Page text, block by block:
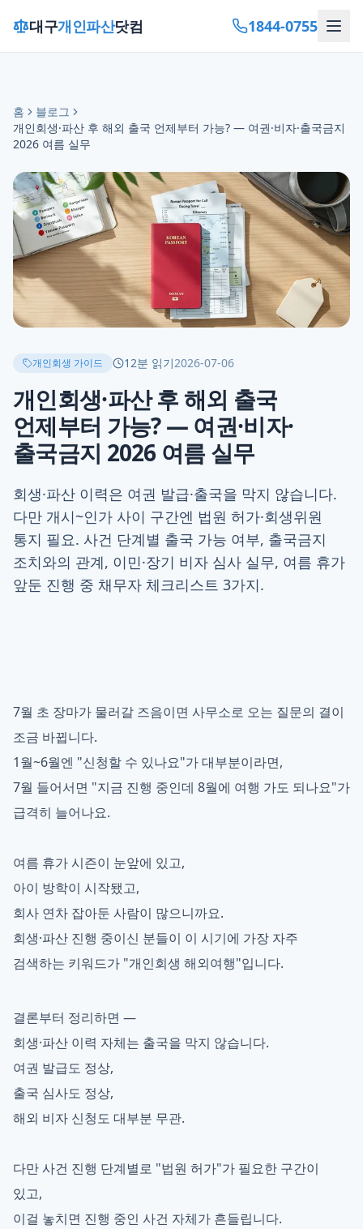
대구개인파산닷컴 1844-0755
홈
블로그
개인회생·파산 후 해외 출국 언제부터 가능? — 여권·비자·출국금지
2026 여름 실무
개인회생 가이드 12분 읽기2026-07-06
개인회생·파산 후 해외 출국
언제부터 가능? — 여권·비자·
출국금지 2026 여름 실무
회생·파산 이력은 여권 발급·출국을 막지 않습니다.
다만 개시~인가 사이 구간엔 법원 허가·회생위원
통지 필요. 사건 단계별 출국 가능 여부, 출국금지
조치와의 관계, 이민·장기 비자 심사 실무, 여름 휴가
앞둔 진행 중 채무자 체크리스트 3가지.
7월 초 장마가 물러갈 즈음이면 사무소로 오는 질문의 결이
조금 바뀝니다.
1월~6월엔 "신청할 수 있나요"가 대부분이라면,
7월 들어서면 "지금 진행 중인데 8월에 여행 가도 되나요"가
급격히 늘어나요.
여름 휴가 시즌이 눈앞에 있고,
아이 방학이 시작됐고,
회사 연차 잡아둔 사람이 많으니까요.
회생·파산 진행 중이신 분들이 이 시기에 가장 자주
검색하는 키워드가 "개인회생 해외여행"입니다.
결론부터 정리하면 —
회생·파산 이력 자체는 출국을 막지 않습니다.
여권 발급도 정상,
출국 심사도 정상,
해외 비자 신청도 대부분 무관.
다만 사건 진행 단계별로 "법원 허가"가 필요한 구간이
있고,
이걸 놓치면 진행 중인 사건 자체가 흔들립니다.